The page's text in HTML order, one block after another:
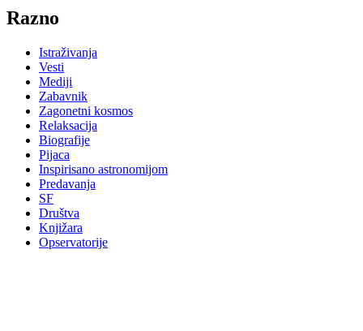
Razno
Istraživanja
Vesti
Mediji
Zabavnik
Zagonetni kosmos
Relaksacija
Biografije
Pijaca
Inspirisano astronomijom
Predavanja
SF
Društva
Knjižara
Opservatorije